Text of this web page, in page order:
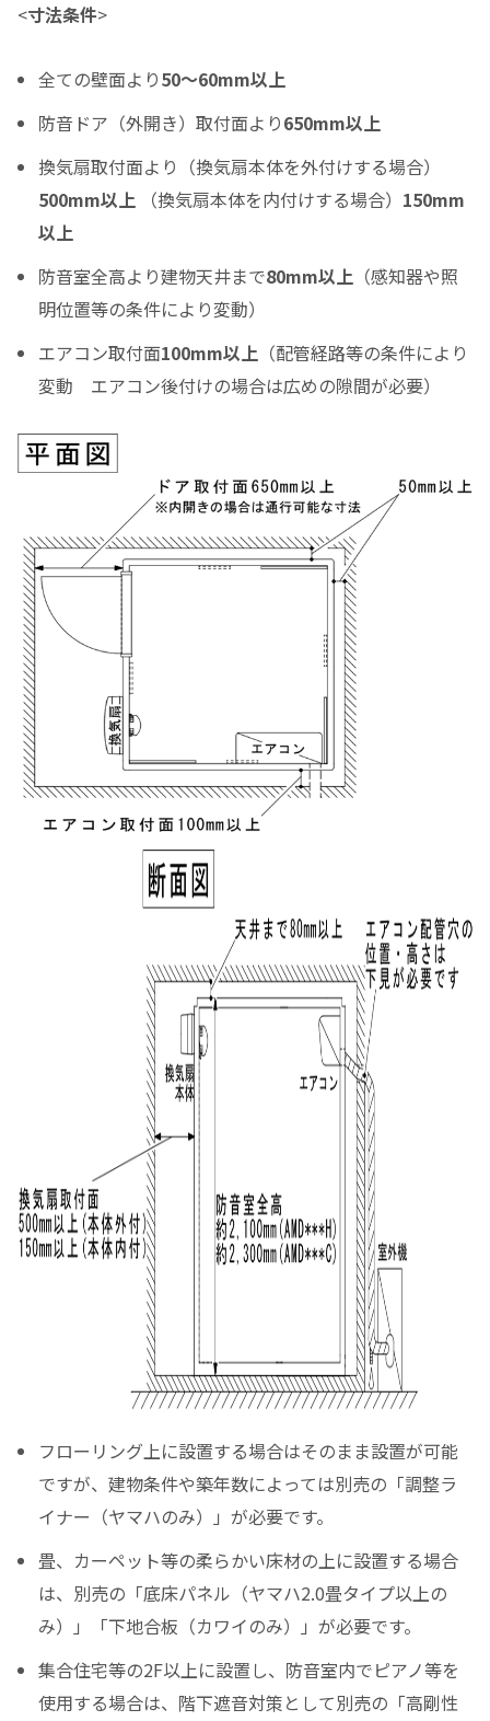
分割支払回数
ボーナス月の加算金額
0
ボーナス月の加算（上乗せ）金額をスライドして下さい（1万円単位）
シュミレーション結果
月々のお支払金額
（初回月のみ）お支払金額
実質年率%
Please enter the security code
3 + 6 =
<寸法条件>
全ての壁面より50～60mm以上
防音ドア（外開き）取付面より650mm以上
換気扇取付面より（換気扇本体を外付けする場合）
500mm以上 （換気扇本体を内付けする場合） 150mm
以上
防音室全高より建物天井まで80mm以上 （感知器や照
明位置等の条件により変動）
エアコン取付面100mm以上 （配管経路等の条件により
変動 エアコン後付けの場合は広めの隙間が必要）
フローリング上に設置する場合はそのまま設置が可能
ですが、建物条件や築年数によっては別売の「調整ラ
イナー（ヤマハのみ）」が必要です。
畳、カーペット等の柔らかい床材の上に設置する場合
は、別売の「底床パネル（ヤマハ2.0畳タイプ以上の
み）」「下地合板（カワイのみ）」が必要です。
集合住宅等の2F以上に設置し、防音室内でピアノ等を
使用する場合は、階下遮音対策として別売の「高剛性